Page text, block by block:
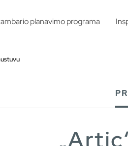
planavimo programa